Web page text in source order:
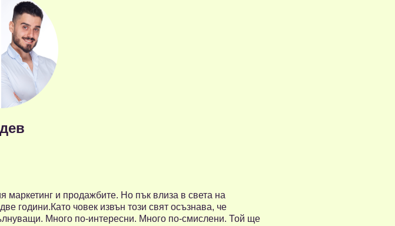
и продажбите. Но пък влиза в света на
години.Като човек извън този свят осъзнава, че
Много по-интересни. Много по-смислени. Той ще